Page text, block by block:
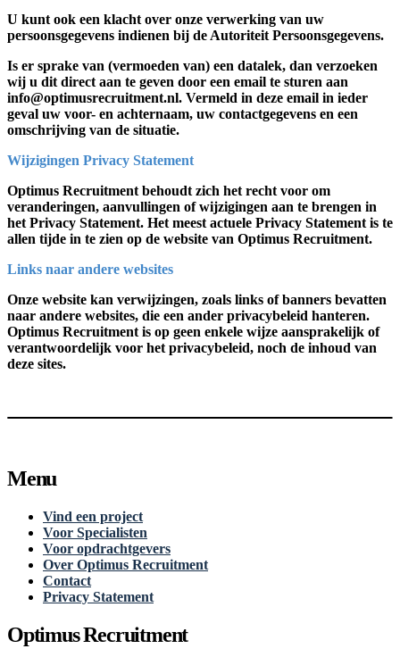
U kunt ook een klacht over onze verwerking van uw
persoonsgegevens indienen bij de Autoriteit Persoonsgegevens.
Is er sprake van (vermoeden van) een datalek, dan verzoeken
wij u dit direct aan te geven door een email te sturen aan
info@optimusrecruitment.nl. Vermeld in deze email in ieder
geval uw voor- en achternaam, uw contactgegevens en een
omschrijving van de situatie.
Wijzigingen Privacy Statement
Optimus Recruitment behoudt zich het recht voor om
veranderingen, aanvullingen of wijzigingen aan te brengen in
het Privacy Statement. Het meest actuele Privacy Statement is te
allen tijde in te zien op de website van Optimus Recruitment.
Links naar andere websites
Onze website kan verwijzingen, zoals links of banners bevatten
naar andere websites, die een ander privacybeleid hanteren.
Optimus Recruitment is op geen enkele wijze aansprakelijk of
verantwoordelijk voor het privacybeleid, noch de inhoud van
deze sites.
Menu
Vind een project
Voor Specialisten
Voor opdrachtgevers
Over Optimus Recruitment
Contact
Privacy Statement
Optimus Recruitment